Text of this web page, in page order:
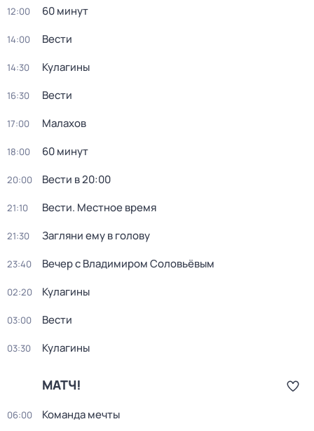
12:00 60 минут
14:00 Вести
14:30 Кулагины
16:30 Вести
17:00 Малахов
18:00 60 минут
20:00 Вести в 20:00
21:10 Вести. Местное время
21:30 Загляни ему в голову
23:40 Вечер с Владимиром Соловьёвым
02:20 Кулагины
03:00 Вести
03:30 Кулагины
МАТЧ!
06:00 Команда мечты